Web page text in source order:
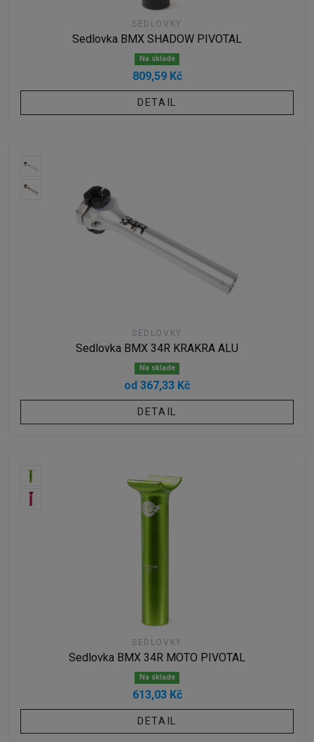
SEDLOVKY
Sedlovka BMX SHADOW PIVOTAL
Na sklade
809,59 Kč
DETAIL
SEDLOVKY
Sedlovka BMX 34R KRAKRA ALU
Na sklade
od 367,33 Kč
DETAIL
SEDLOVKY
Sedlovka BMX 34R MOTO PIVOTAL
Na sklade
613,03 Kč
DETAIL